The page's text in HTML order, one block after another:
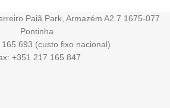
Paiã Park, Armazém A2.7 1675-077
Pontinha
693 (custo fixo nacional)
+351 217 165 847